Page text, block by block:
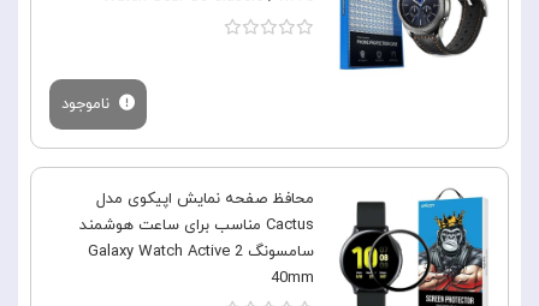
ناموجود
محافظ صفحه نمایش اپیکوی مدل
Cactus مناسب برای ساعت هوشمند
سامسونگ Galaxy Watch Active 2
40mm